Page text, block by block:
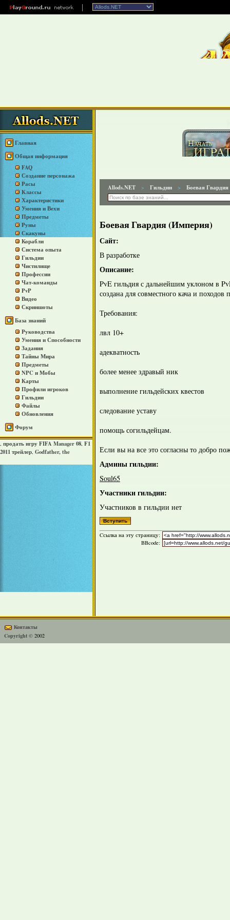
Главная
Общая информация
FAQ
Создание персонажа
Расы
Классы
Характеристики
Умения и Вехи
Предметы
Руны
Скакуны
Корабли
Система опыта
Гильдии
Чистилище
Профессии
Чат-команды
PvP
Видео
Скриншоты
База знаний
Руководства
Умения и Способности
Задания
Тайны Мира
Предметы
NPC и Мобы
Карты
Профили игроков
Гильдии
Файлы
Обновления
Форум
, продать игру FIFA Manager 08, F1
2011 трейлер, Godfather, the
Allods.NET > Гильдии > Боевая Гвардия
Боевая Гвардия (Империя)
Сайт:
В разработке
Описание:
PvE гильдия с дальнейшим уклоном в
создана для совместного кача и походов
Требования:
лвл 10+
адекватность
более менее здравый ник
выполнение гильдейских квестов
следование уставу
помощь согильдейцам.
Если вы на все это согласны то добро
Админы гильдии:
Soul65
Участники гильдии:
Участников в гильдии нет
Cсылка на эту страницу:
BBcode:
Контакты
Copyright © 2002